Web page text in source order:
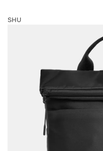
SHU